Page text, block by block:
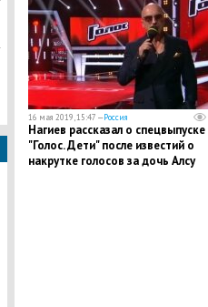
16 мая 2019, 15:47 —Россия
Нагиев рассказал о спецвыпуске
"Голос. Дети" после известий о
накрутке голосов за дочь Алсу